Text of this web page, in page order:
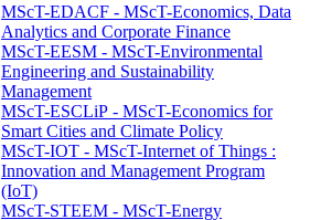
MScT-EDACF - MScT-Economics, Data
Analytics and Corporate Finance
MScT-EESM - MScT-Environmental
Engineering and Sustainability
Management
MScT-ESCLiP - MScT-Economics for
Smart Cities and Climate Policy
MScT-IOT - MScT-Internet of Things :
Innovation and Management Program
(IoT)
MScT-STEEM - MScT-Energy